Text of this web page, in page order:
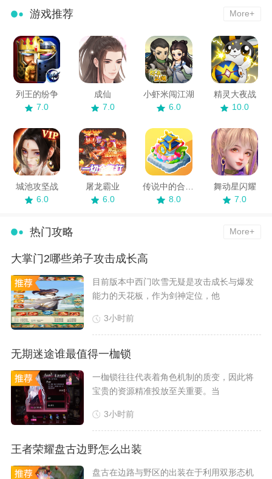
游戏推荐 More+
列王的纷争
7.0
成仙
7.0
小虾米闯江湖
6.0
精灵大夜战
10.0
城池攻坚战
6.0
屠龙霸业
6.0
传说中的合合岛
8.0
舞动星闪耀
7.0
热门攻略 More+
大掌门2哪些弟子攻击成长高
​目前版本中西门吹雪无疑是攻击成长与爆发
能力的天花板，作为剑神定位，他
3小时前
无期迷途谁最值得一枷锁
​一枷锁往往代表着角色机制的质变，因此将
宝贵的资源精准投放至关重要。当
3小时前
王者荣耀盘古边野怎么出装
盘古在边路与野区的出装在于利用双形态机